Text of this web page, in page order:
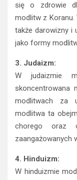
się o zdrowie
modlitw z Koranu.
także darowizny i
jako formy
3. Judaizm:
W judaizmie
skoncentrowana
modlitwach za
modlitwa ta
chorego oraz
zaangażowanych
4. Hinduizm:
W hinduizmie